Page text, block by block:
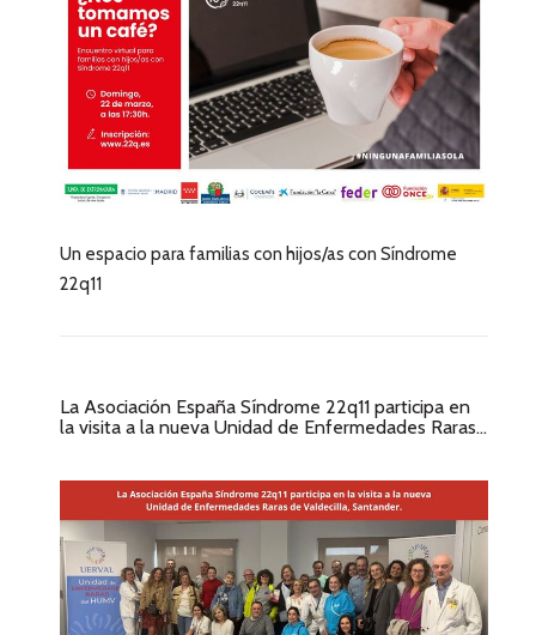
Un espacio para familias con hijos/as con Síndrome
22q11
La Asociación España Síndrome 22q11 participa en
la visita a la nueva Unidad de Enfermedades Raras...